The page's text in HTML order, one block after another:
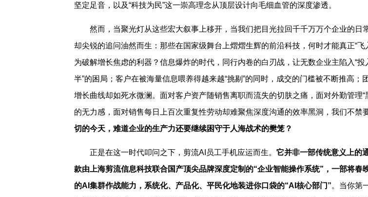
坚定足音，以及“科技为民”这一崇高理念从顶层设计向毛细血管的深度渗透。
然而，当聚光灯从这些宏大叙事上移开，当我们把目光拉回千千万万个企业的日
却尖锐的追问油然而生：那些在国家级舞台上熠熠生辉的前沿科技，何时才能真正“飞
为破解增长焦虑的利器？信息爆炸的时代，同行内卷的白刃战，让无数企业主陷入“投
半”的困局；客户在被海量信息喂养得越来越“挑剔”的同时，成交的门槛被不断推高；
增长曲线却如死水微澜。面对客户资产随销售离职而流失的切肤之痛，面对外勤管理“
的无力感，面对销售每日上百次重复性劳动却难聚焦深度沟通的效率黑洞，我们不禁
切的今天，难道企业的生产力还要继续困守于人海战术的樊笼？
正是在这一时代叩问之下，剪流AI员工手机应运而生。 它并非一部传统意义上的
款由上海剪流信息科技联合国产顶尖品牌深度定制的“企业智能操作系统”，一部将春
的AI集群作战能力，系统化、产品化、平民化地装进你口袋的“AI核心部门”。当你第